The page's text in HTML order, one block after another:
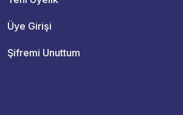
Üye Girişi
Şifremi Unuttum